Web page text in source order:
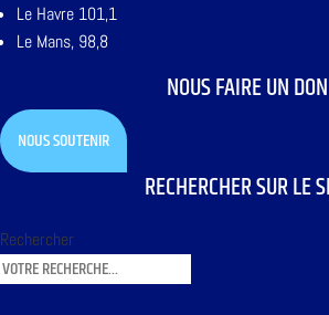
Le Havre 101,1
Le Mans, 98,8
NOUS FAIRE UN DON
NOUS SOUTENIR
RECHERCHER SUR LE
Rechercher